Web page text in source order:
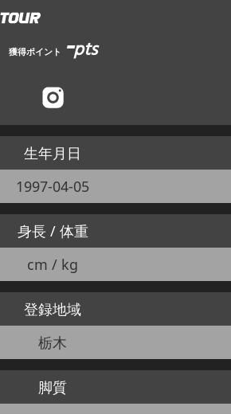
獲得ポイント -pts
生年月日
1997-04-05
身長 / 体重
cm / kg
登録地域
栃木
脚質